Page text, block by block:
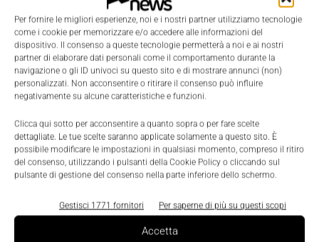
Per fornire le migliori esperienze, noi e i nostri partner utilizziamo tecnologie
come i cookie per memorizzare e/o accedere alle informazioni del
dispositivo. Il consenso a queste tecnologie permetterà a noi e ai nostri
partner di elaborare dati personali come il comportamento durante la
navigazione o gli ID univoci su questo sito e di mostrare annunci (non)
personalizzati. Non acconsentire o ritirare il consenso può influire
negativamente su alcune caratteristiche e funzioni.
Clicca qui sotto per acconsentire a quanto sopra o per fare scelte
dettagliate. Le tue scelte saranno applicate solamente a questo sito. È
possibile modificare le impostazioni in qualsiasi momento, compreso il ritiro
del consenso, utilizzando i pulsanti della Cookie Policy o cliccando sul
pulsante di gestione del consenso nella parte inferiore dello schermo.
Gestisci 1771 fornitori Per saperne di più su questi scopi
Accetta
definite facilmente utilizzando i blocchi funzione.
Questa architettura permette di implementare le
funzioni di sicurezza su assi singoli della macchina,
e solo dove richiesto, secondo un approccio
modulare che aiuta a ridurre il costo del sistema.
TAGS PLC Safety e Security